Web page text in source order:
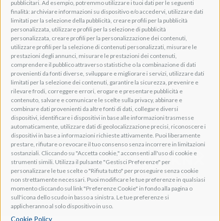
pubblicitari. Ad esempio, potremmo utilizzare i tuoi dati per le seguenti
finalità: archiviare informazioni su dispositivo e/o accedervi, utilizzare dati
limitati per la selezione della pubblicità, creare profili per la pubblicità
personalizzata, utilizzare profili per la selezione di pubblicità
personalizzata, creare profili per la personalizzazione dei contenuti,
utilizzare profili per la selezione di contenuti personalizzati, misurare le
prestazioni degli annunci, misurare le prestazioni dei contenuti,
comprendere il pubblico attraverso statistiche o la combinazione di dati
provenienti da fonti diverse, sviluppare e migliorare i servizi, utilizzare dati
limitati per la selezione dei contenuti, garantire la sicurezza, prevenire e
rilevare frodi, correggere errori, erogare e presentare pubblicità e
contenuto, salvare e comunicare le scelte sulla privacy, abbinare e
combinare dati provenienti da altre fonti di dati, collegare diversi
dispositivi, identificare i dispositivi in base alle informazioni trasmesse
automaticamente, utilizzare dati di geolocalizzazione precisi, riconoscere i
dispositivi in base a informazioni richieste attivamente. Puoi liberamente
prestare, rifiutare o revocare il tuo consenso senza incorrere in limitazioni
sostanziali. Cliccando su "Accetta cookie," acconsenti all'uso di cookie e
strumenti simili. Utilizza il pulsante "Gestisci Preferenze" per
personalizzare le tue scelte o "Rifiuta tutto" per proseguire senza cookie
non strettamente necessari. Puoi modificare le tue preferenze in qualsiasi
momento cliccando sul link "Preferenze Cookie" in fondo alla pagina o
sull'icona dello scudo in basso a sinistra. Le tue preferenze si
applicheranno al solo dispositivo in uso.
Cookie Policy
Lavis, 38015 TN, Italy
Tel: +39 0461 248211
P.IVA: IT01262500224
PEC: pec@pec.adeogroup.it
SDI: T04ZHR3
info@adeogroup.it
Adeo ProAV
Adeo HomeAV
Adeo Screen
Screen Research
Adeum Cinema Suite